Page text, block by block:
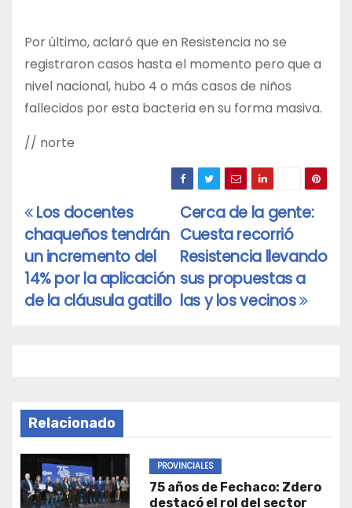
Por último, aclaró que en Resistencia no se
registraron casos hasta el momento pero que a
nivel nacional, hubo 4 o más casos de niños
fallecidos por esta bacteria en su forma masiva.
// norte
Navegación
de
entradas
Cerca de la gente:
Cuesta recorrió
Resistencia llevando
sus propuestas a
las y los vecinos
Los docentes
chaqueños tendrán
un incremento del
14% por la aplicación
de la cláusula gatillo
Relacionado
PROVINCIALES
75 años de Fechaco: Zdero
destacó el rol del sector